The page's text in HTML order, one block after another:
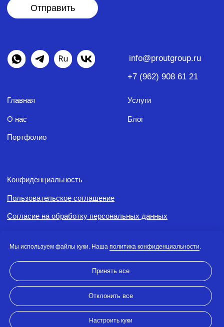
Мы используем файлы куки. Наша политика конфиденциальности.
Принять все
Отклонить все
Настроить куки